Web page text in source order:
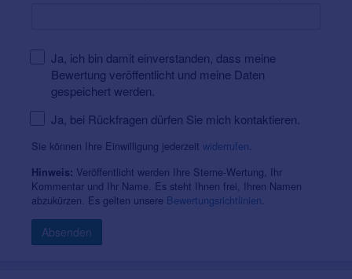
Ja, ich bin damit einverstanden, dass meine
Bewertung veröffentlicht und meine Daten
gespeichert werden.
Ja, bei Rückfragen dürfen Sie mich kontaktieren.
Sie können Ihre Einwilligung jederzeit widerrufen
Hinweis: Veröffentlicht werden Ihre Sterne-Wertung, Ihr
Kommentar und Ihr Name. Es steht Ihnen frei, Ihren Namen
abzukürzen. Es gelten unsere Bewertungsrichtlinien
Absenden